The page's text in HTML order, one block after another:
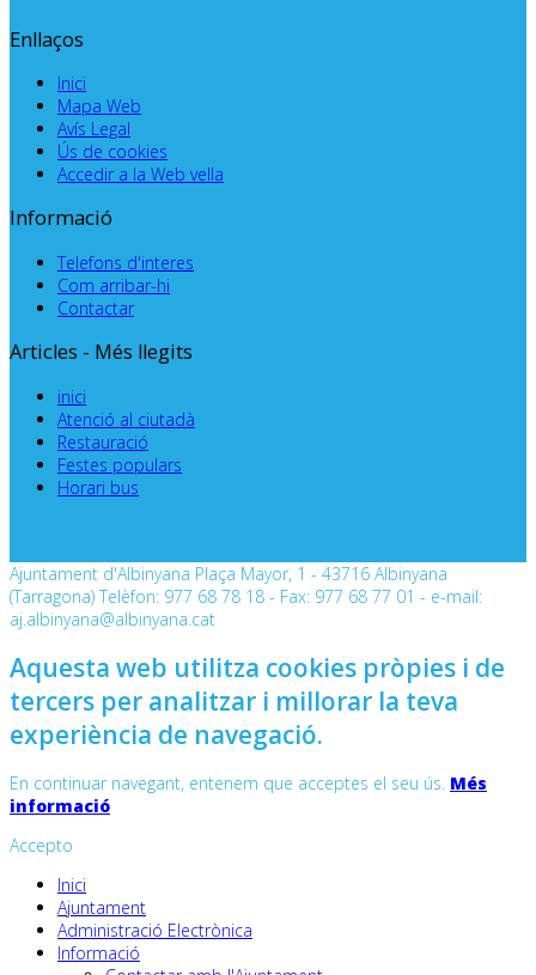
Enllaços
Inici
Mapa Web
Avís Legal
Ús de cookies
Accedir a la Web vella
Informació
Telefons d'interes
Com arribar-hi
Contactar
Articles - Més llegits
inici
Atenció al ciutadà
Restauració
Festes populars
Horari bus
Ajuntament d'Albinyana Plaça Mayor, 1 - 43716 Albinyana
(Tarragona) Telèfon: 977 68 78 18 - Fax: 977 68 77 01 - e-mail:
aj.albinyana@albinyana.cat
Aquesta web utilitza cookies pròpies i de
tercers per analitzar i millorar la teva
experiència de navegació.
En continuar navegant, entenem que acceptes el seu ús. Més
informació
Accepto
Inici
Ajuntament
Administració Electrònica
Informació